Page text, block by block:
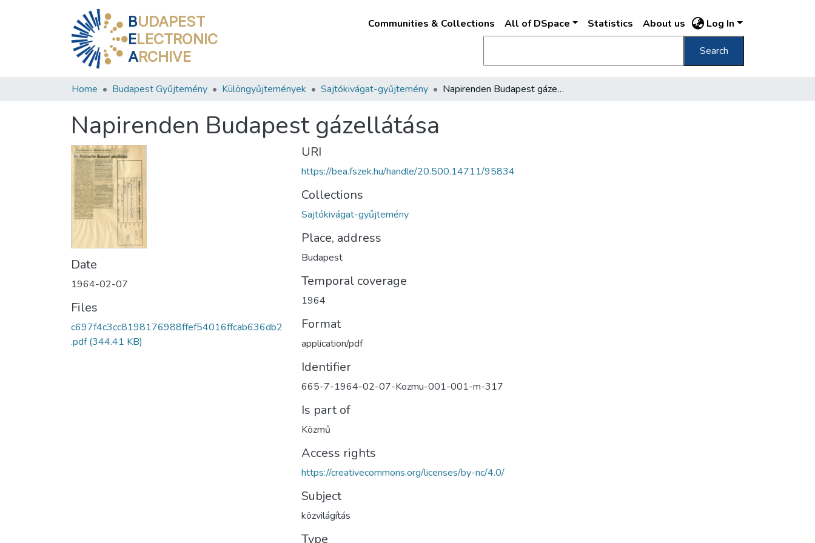
BUDAPEST
ELECTRONIC
ARCHIVE
Communities & Collections All of DSpace Statistics About us Log In
Search
Home Budapest Gyűjtemény Különgyűjtemények Sajtókivágat-gyűjtemény Napirenden Budapest gázellátása
Napirenden Budapest gázellátása
Date
1964-02-07
Files
c697f4c3cc8198176988ffef54016ffcab636db2
.pdf(344.41 KB)
URI
https://bea.fszek.hu/handle/20.500.14711/95834
Collections
Sajtókivágat-gyűjtemény
Place, address
Budapest
Temporal coverage
1964
Format
application/pdf
Identifier
665-7-1964-02-07-Kozmu-001-001-m-317
Is part of
Közmű
Access rights
https://creativecommons.org/licenses/by-nc/4.0/
Subject
közvilágítás
Type